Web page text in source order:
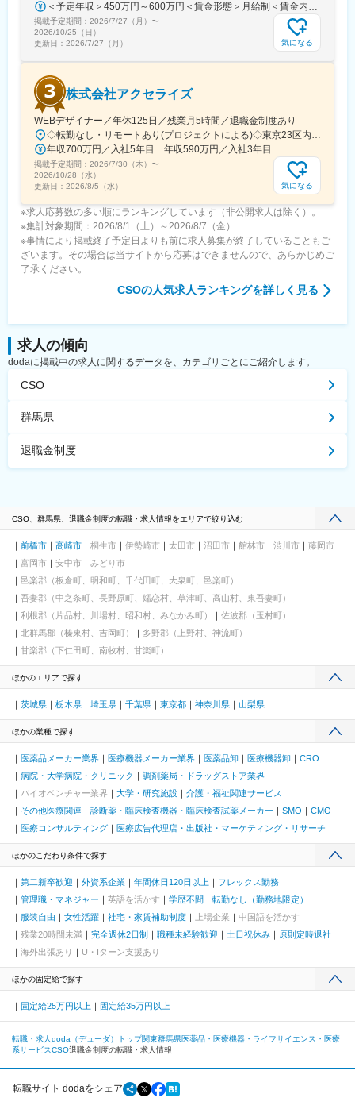
掲載予定期間： 2026/7/27（月） 〜
2026/10/25（日）
更新日： 2026/7/27（月） 気になる
株式会社アクセライズ
WEBデザイナー／年休125日／残業月5時間／退職金制度あり
年収700万円／入社5年目 年収590万円／入社3年目
掲載予定期間： 2026/7/30（木） 〜
2026/10/28（水）
更新日： 2026/8/5（水） 気になる
※求人応募数の多い順にランキングしています（非公開求人は除く）。
※集計対象期間：2026/8/1（土）～2026/8/7（金）
※事情により掲載終了予定日よりも前に求人募集が終了していることもご
ざいます。その場合は当サイトから応募はできませんので、あらかじめご
了承ください。
CSOの人気求人ランキングを詳しく見る
求人の傾向
dodaに掲載中の求人に関するデータを、カテゴリごとにご紹介します。
CSO
群馬県
退職金制度
CSO、群馬県、退職金制度の転職・求人情報をエリアで絞り込む
前橋市 高崎市 桐生市 伊勢崎市 太田市 沼田市 館林市 渋川市
藤岡市
富岡市
安中市
みどり市
邑楽郡（板倉町、明和町、千代田町、大泉町、邑楽町）
吾妻郡（中之条町、長野原町、嬬恋村、草津町、高山村、東吾妻町）
利根郡（片品村、川場村、昭和村、みなかみ町）
佐波郡（玉村町）
北群馬郡（榛東村、吉岡町）
多野郡（上野村、神流町）
甘楽郡（下仁田町、南牧村、甘楽町）
ほかのエリアで探す
茨城県 栃木県 埼玉県 千葉県 東京都 神奈川県 山梨県
ほかの業種で探す
医薬品メーカー業界 医療機器メーカー業界 医薬品卸 医療機器卸
CRO
病院・大学病院・クリニック
調剤薬局・ドラッグストア業界
バイオベンチャー業界
大学・研究施設
介護・福祉関連サービス
その他医療関連
診断薬・臨床検査機器・臨床検査試薬メーカー SMO
CMO
医療コンサルティング
医療広告代理店・出版社・マーケティング・リサーチ
ほかのこだわり条件で探す
第二新卒歓迎 外資系企業 年間休日120日以上
フレックス勤務
管理職・マネジャー
英語を活かす 学歴不問
転勤なし（勤務地限定）
服装自由
女性活躍 社宅・家賃補助制度 上場企業
中国語を活かす
残業20時間未満
完全週休2日制 職種未経験歓迎 土日祝休み
原則定時退社
海外出張あり
U・Iターン支援あり
ほかの固定給で探す
固定給25万円以上 固定給35万円以上
転職・求人doda（デューダ）トップ関東群馬県医薬品・医療機器・ライフサイエンス・医療
系サービスCSO退職金制度の転職・求人情報
転職サイト dodaをシェア